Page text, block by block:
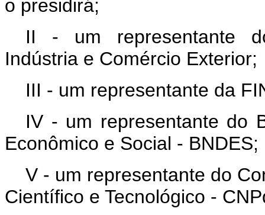
o presidirá;
II - um representante
Indústria e Comércio Exterior;
III - um representante da
IV - um representante do
Econômico e Social - BNDES;
V - um representante do
Científico e Tecnológico -